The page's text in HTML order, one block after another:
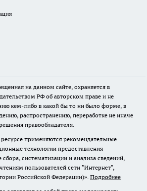
на данном сайте, охраняется в
РФ об авторском праве и не
кем-либо в какой бы то ни было форме, в
распространению, переработке не иначе
правообладателя.
применяются рекомендательные
технологии предоставления
систематизации и анализа сведений,
пользователей сети "Интернет",
Российской Федерации)». Подробнее